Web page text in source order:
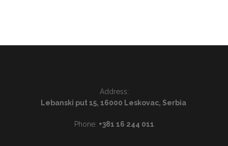
Address:
Lebanski put 15, 16000 Leskovac, Serbia
Phone: +381 16 244 011